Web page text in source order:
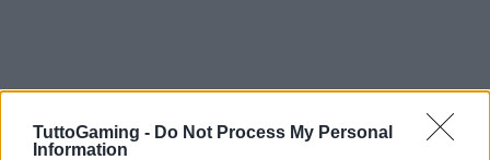
TuttoGaming - Do Not Process My Personal
Information